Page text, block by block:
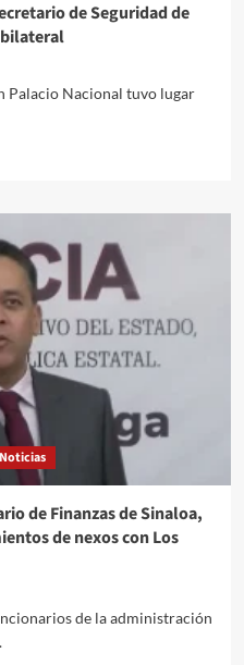
de Seguridad de
Palacio Nacional tuvo lugar
Noticias
de Finanzas de Sinaloa,
de nexos con Los
de la administración